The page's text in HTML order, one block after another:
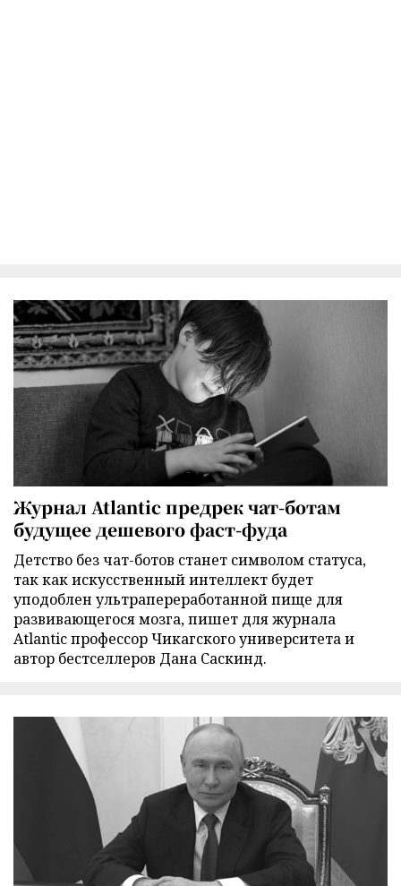
Журнал Atlantic предрек чат-ботам
будущее дешевого фаст-фуда
Детство без чат-ботов станет символом статуса,
так как искусственный интеллект будет
уподоблен ультрапереработанной пище для
развивающегося мозга, пишет для журнала
Atlantic профессор Чикагского университета и
автор бестселлеров Дана Саскинд.